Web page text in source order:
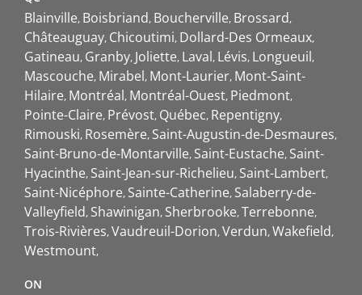
Blainville Boisbriand Boucherville Brossard
Châteauguay Chicoutimi Dollard-Des Ormeaux
Gatineau Granby Joliette Laval Lévis Longueuil
Mascouche Mirabel Mont-Laurier Mont-Saint-
Hilaire Montréal Montréal-Ouest Piedmont
Pointe-Claire Prévost Québec Repentigny
Rimouski Rosemère Saint-Augustin-de-Desmaures
Saint-Bruno-de-Montarville Saint-Eustache Saint-
Hyacinthe Saint-Jean-sur-Richelieu Saint-Lambert
Saint-Nicéphore Sainte-Catherine Salaberry-de-
Valleyfield Shawinigan Sherbrooke Terrebonne
Trois-Rivières Vaudreuil-Dorion Verdun Wakefield
Westmount
ON